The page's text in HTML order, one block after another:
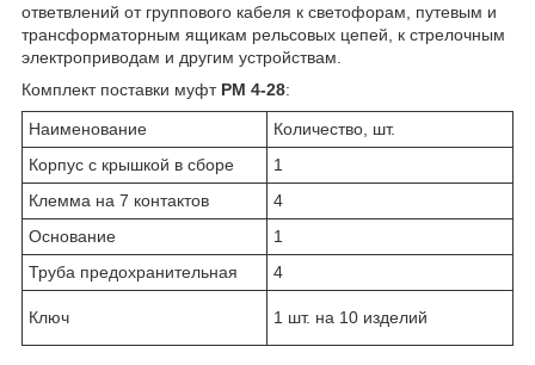
ответвлений от группового кабеля к светофорам, путевым и
трансформаторным ящикам рельсовых цепей, к стрелочным
электроприводам и другим устройствам.
Комплект поставки муфт РМ 4-28:
Наименование
Количество, шт.
Корпус с крышкой в сборе
1
Клемма на 7 контактов
4
Основание
1
Труба предохранительная
4
Ключ 1 шт. на 10 изделий